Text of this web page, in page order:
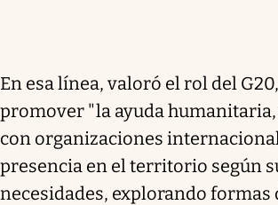
En esa línea, valoró el rol del
promover "la ayuda
con organizaciones
presencia en el territorio según
necesidades, explorando